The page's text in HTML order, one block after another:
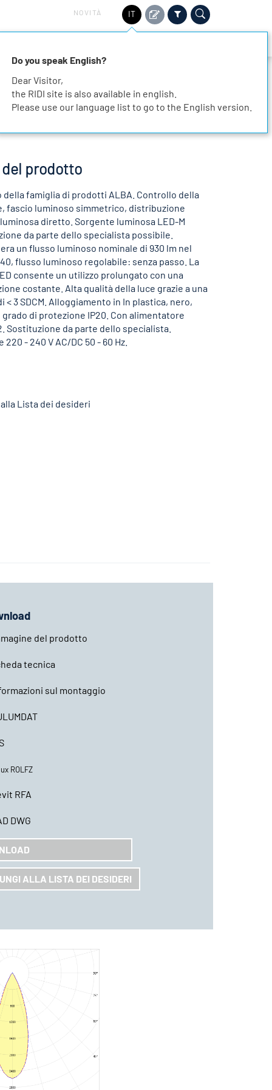
NOVITÀ IT
prodotto
della famiglia di prodotti ALBA. Controllo della
fascio luminoso simmetrico, distribuzione
diretto. Sorgente luminosa LED-M
da parte dello specialista possibile.
un flusso luminoso nominale di 930 lm nel
flusso luminoso regolabile: senza passo. La
consente un utilizzo prolungato con una
costante. Alta qualità della luce grazie a una
< 3 SDCM. Alloggiamento in In plastica, nero,
grado di protezione IP20. Con alimentatore
Sostituzione da parte dello specialista.
- 240 V AC/DC 50 - 60 Hz.
Lista dei desideri
del prodotto
tecnica
sul montaggio
ROLFZ
RFA
DWG
ALLA LISTA DEI DESIDERI
Do you speak English?
Dear Visitor,
the RIDI site is also available in english.
Please use our language list to go to the English version.